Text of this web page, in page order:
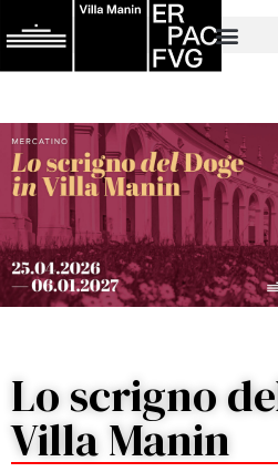
Lo scrigno
Villa Manin